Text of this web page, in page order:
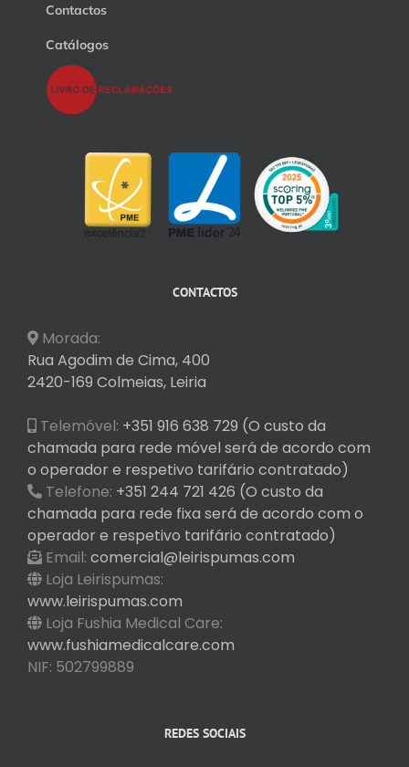
Contactos
Catálogos
CONTACTOS
Morada:
Rua Agodim de Cima, 400
2420-169 Colmeias, Leiria
Telemóvel: +351 916 638 729 (O custo da
chamada para rede móvel será de acordo com
o operador e respetivo tarifário contratado)
Telefone: +351 244 721 426 (O custo da
chamada para rede fixa será de acordo com o
operador e respetivo tarifário contratado)
Email: comercial@leirispumas.com
Loja Leirispumas:
www.leirispumas.com
Loja Fushia Medical Care:
www.fushiamedicalcare.com
NIF: 502799889
REDES SOCIAIS